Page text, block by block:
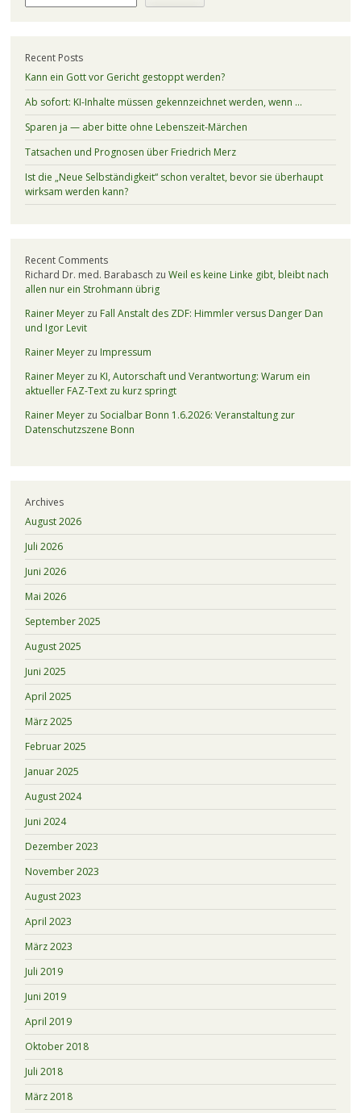
Recent Posts
Kann ein Gott vor Gericht gestoppt werden?
Ab sofort: KI-Inhalte müssen gekennzeichnet werden, wenn …
Sparen ja — aber bitte ohne Lebenszeit-Märchen
Tatsachen und Prognosen über Friedrich Merz
Ist die „Neue Selbständigkeit“ schon veraltet, bevor sie überhaupt
wirksam werden kann?
Recent Comments
Richard Dr. med. Barabasch zu Weil es keine Linke gibt, bleibt nach
allen nur ein Strohmann übrig
Rainer Meyerzu Fall Anstalt des ZDF: Himmler versus Danger Dan
und Igor Levit
Rainer Meyerzu Impressum
Rainer Meyerzu KI, Autorschaft und Verantwortung: Warum ein
aktueller FAZ-Text zu kurz springt
Rainer Meyerzu Socialbar Bonn 1.6.2026: Veranstaltung zur
Datenschutzszene Bonn
Archives
August 2026
Juli 2026
Juni 2026
Mai 2026
September 2025
August 2025
Juni 2025
April 2025
März 2025
Februar 2025
Januar 2025
August 2024
Juni 2024
Dezember 2023
November 2023
August 2023
April 2023
März 2023
Juli 2019
Juni 2019
April 2019
Oktober 2018
Juli 2018
März 2018